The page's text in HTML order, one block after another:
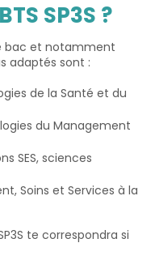
SP3S ?
bac et notamment
adaptés sont :
de la Santé et du
du Management
SES, sciences
Soins et Services à la
te correspondra si